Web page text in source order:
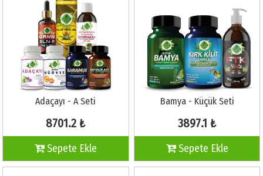
Adaçayı - A Seti
8701.2 ₺
Sepete Ekle
Bamya - Küçük Seti
3897.1 ₺
Sepete Ekle